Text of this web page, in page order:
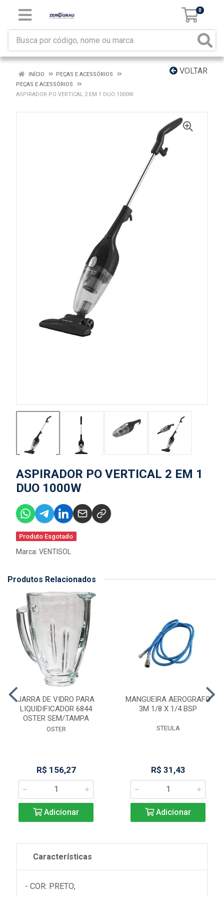
0
VOLTAR
INÍCIO
PEÇAS E ACESSÓRIOS
PEÇAS E ACESSÓRIOS
ASPIRADOR PO VERTICAL 2 EM 1 DUO 1000W
ASPIRADOR PO VERTICAL 2 EM 1
DUO 1000W
Produto Esgotado
Marca: VENTISOL
Produtos Relacionados
JARRA DE VIDRO PARA
LIQUIDIFICADOR 6844
OSTER SEM/TAMPA
OSTER
R$ 156,27
Adicionar
MANGUEIRA AEROGRAFO
3M 1/8 X 1/4 BSP
STEULA
R$ 31,43
Adicionar
Características
- COR: PRETO;